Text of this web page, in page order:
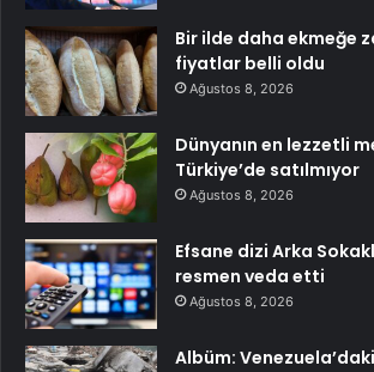
Bir ilde daha ekmeğe
fiyatlar belli oldu
Ağustos 8, 2026
Dünyanın en lezzetli
Türkiye’de satılmıyor
Ağustos 8, 2026
Efsane dizi Arka
resmen veda etti
Ağustos 8, 2026
Albüm: